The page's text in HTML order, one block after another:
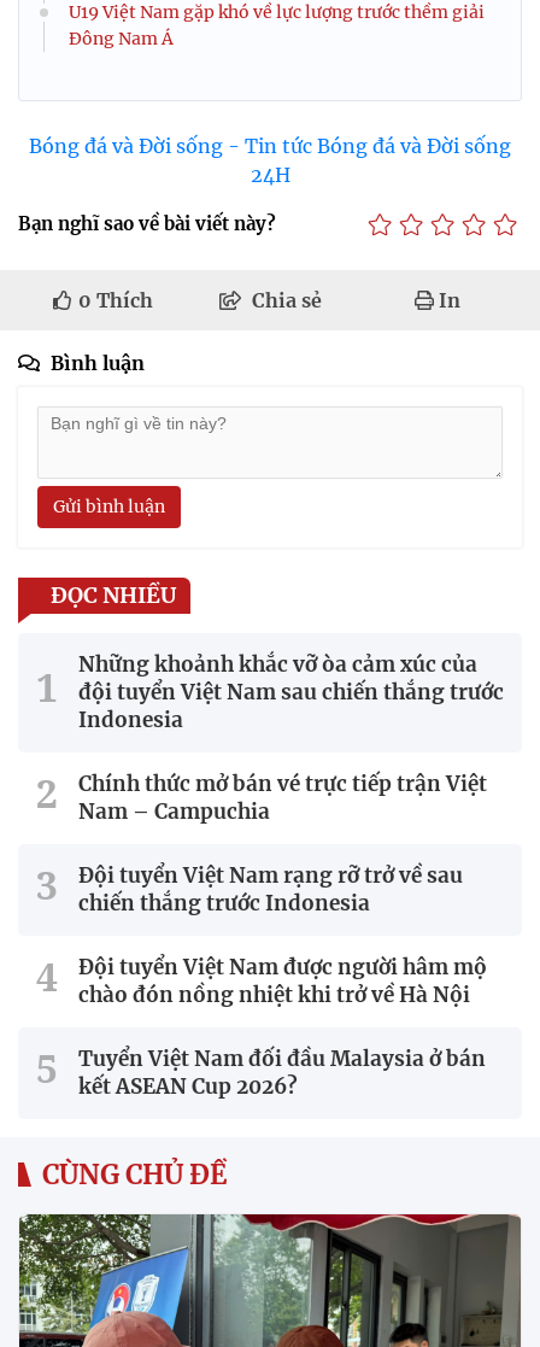
U19 Việt Nam gặp khó về lực lượng trước thềm giải
Đông Nam Á
Bóng đá và Đời sống - Tin tức Bóng đá và Đời sống
24H
Bạn nghĩ sao về bài viết này?
0 Thích Chia sẻ In
Bình luận
Gửi bình luận
ĐỌC NHIỀU
Những khoảnh khắc vỡ òa cảm xúc của
đội tuyển Việt Nam sau chiến thắng trước
Indonesia
Chính thức mở bán vé trực tiếp trận Việt
Nam – Campuchia
Đội tuyển Việt Nam rạng rỡ trở về sau
chiến thắng trước Indonesia
Đội tuyển Việt Nam được người hâm mộ
chào đón nồng nhiệt khi trở về Hà Nội
Tuyển Việt Nam đối đầu Malaysia ở bán
kết ASEAN Cup 2026?
CÙNG CHỦ ĐỀ